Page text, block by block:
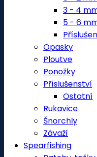
3 - 4
5 - 6
Opasky
Ploutve
Ponožky
Příslušenství
Ostatní
Rukavice
Šnorchly
Závaží
Spearfishing